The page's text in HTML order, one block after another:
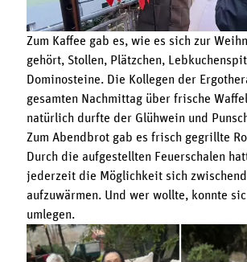
Zum Kaffee gab es, wie es sich zur
gehört, Stollen, Plätzchen,
Dominosteine. Die Kollegen der
gesamten Nachmittag über frische
natürlich durfte der Glühwein und
Zum Abendbrot gab es frisch gegrillte
Durch die aufgestellten Feuerschalen
jederzeit die Möglichkeit sich
aufzuwärmen. Und wer wollte, konnte
umlegen.